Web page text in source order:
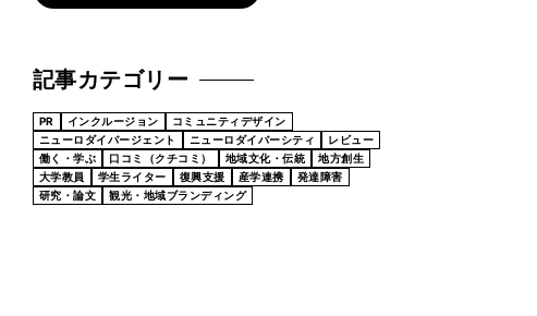
記事カテゴリー
PR インクルージョン
コミュニティデザイン
ニューロダイバージェント
ニューロダイバーシティ
レビュー
働く・学ぶ
口コミ（クチコミ） 地域文化・伝統
地方創生
大学教員
学生ライター 復興支援 産学連携
発達障害
研究・論文
観光・地域ブランディング